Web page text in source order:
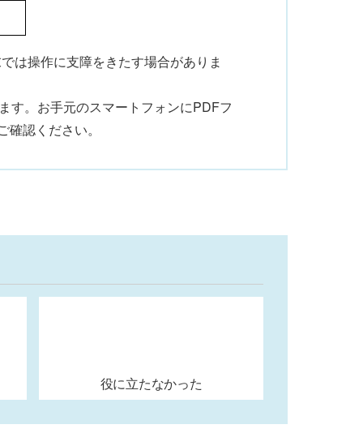
は操作に支障をきたす場合がありま
す。お手元のスマートフォンにPDFフ
認ください。
役に立たなかった